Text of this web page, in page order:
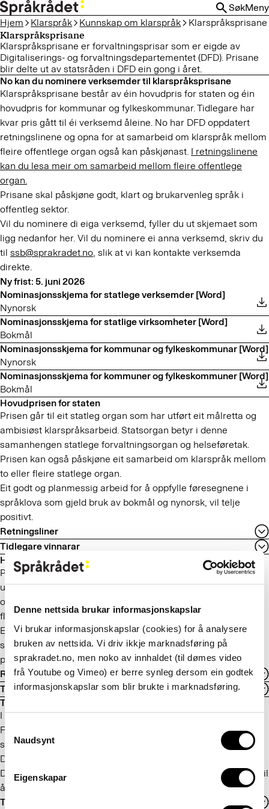
Denne nettsida brukar informasjonskapslar
Vi brukar informasjonskapslar (cookies) for å analysere
bruken av nettsida. Vi driv ikkje marknadsføring på
sprakradet.no, men noko av innhaldet (til dømes video
frå Youtube og Vimeo) er berre synleg dersom ein godtek
informasjonskapslar som blir brukte i marknadsføring.
Consent
Selection
Naudsynt
Eigenskapar
HOPP
TIL
HOVEDINNHOLD
SøkMeny
Hjem
Klarspråk Kunnskap om klarspråk
Klarspråksprisane
Klarspråksprisane
Klarspråksprisane er forvaltningsprisar som er eigde av
Digitaliserings- og forvaltningsdepartementet (DFD). Prisane
blir delte ut av statsråden i DFD ein gong i året.
No kan du nominere verksemder til klarspråksprisane
Klarspråksprisane består av éin hovudpris for staten og éin
hovudpris for kommunar og fylkeskommunar. Tidlegare har
kvar pris gått til éi verksemd åleine. No har DFD oppdatert
retningslinene og opna for at samarbeid om klarspråk mellom
fleire offentlege organ også kan påskjønast. I retningslinene
kan du lesa meir om samarbeid mellom fleire offentlege
organ.
Prisane skal påskjøne godt, klart og brukarvenleg språk i
offentleg sektor.
Vil du nominere di eiga verksemd, fyller du ut skjemaet som
ligg nedanfor her. Vil du nominere ei anna verksemd, skriv du
til ssb@sprakradet.no, slik at vi kan kontakte verksemda
direkte.
Ny frist: 5. juni 2026
Nominasjonsskjema for statlege verksemder [Word]
Nynorsk
Nominasjonsskjema for statlige virksomheter [Word]
Bokmål
Nominasjonsskjema for kommunar og fylkeskommunar [Word]
Nynorsk
Nominasjonsskjema for kommuner og fylkeskommuner [Word]
Bokmål
Hovudprisen for staten
Prisen går til eit statleg organ som har utført eit målretta og
ambisiøst klarspråksarbeid. Statsorgan betyr i denne
samanhengen statlege forvaltningsorgan og helseføretak.
Prisen kan også påskjøne eit samarbeid om klarspråk mellom
to eller fleire statlege organ.
Eit godt og planmessig arbeid for å oppfylle føresegnene i
språklova som gjeld bruk av bokmål og nynorsk, vil telje
positivt.
Retningsliner
Tidlegare vinnarar
Hovudprisen for kommunar og fylkeskommunar
Prisen går til ein kommune eller fylkeskommune som har
utført eit målretta og ambisiøst klarspråksarbeid. Prisen kan
også påskjøne eit samarbeid om klarspråk mellom to eller
fleire kommunar eller fylkeskommunar.
Eit godt og planmessig arbeid for å oppfylle føresegnene i
språklova som gjeld bruk av bokmål og nynorsk, vil telje
positivt.
Retningsliner
Tidlegare vinnarar
Temaprisen
I tillegg til hovedprisane kan det delast ut ein temapris.
Føremålet med temaprisen er å premiere gode resultat på
spesielle område.
Digitaliserings- og forvaltningsdepartementet,
Digitaliseringsdirektoratet, Språkrådet og KS vurderer fra år til
år om det skal delast ut ein temapris.
Tidlegare vinnarar